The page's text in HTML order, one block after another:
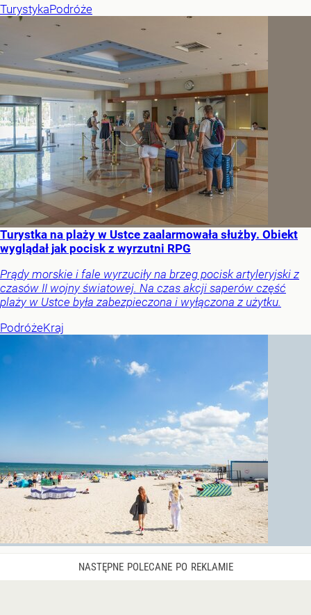
TurystykaPodróże
Turystka na plaży w Ustce zaalarmowała służby. Obiekt
wyglądał jak pocisk z wyrzutni RPG
Prądy morskie i fale wyrzuciły na brzeg pocisk artyleryjski z
czasów II wojny światowej. Na czas akcji saperów część
plaży w Ustce była zabezpieczona i wyłączona z użytku.
PodróżeKraj